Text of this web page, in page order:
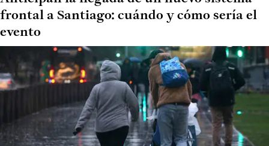
frontal a Santiago: cuándo y cómo sería el
evento